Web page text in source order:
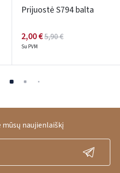
Prijuostė S794 balta
2,00 €5,90 €
Su PVM
mūsų naujienlaiškį